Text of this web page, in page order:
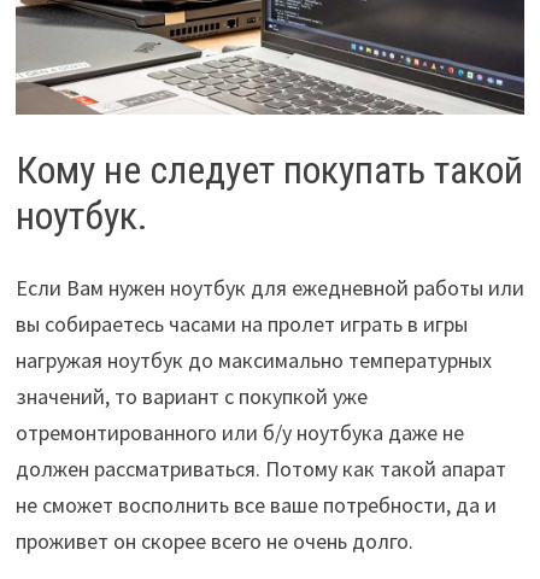
Кому не следует покупать такой
ноутбук.
Если Вам нужен ноутбук для ежедневной работы или
вы собираетесь часами на пролет играть в игры
нагружая ноутбук до максимально температурных
значений, то вариант с покупкой уже
отремонтированного или б/у ноутбука даже не
должен рассматриваться. Потому как такой апарат
не сможет восполнить все ваше потребности, да и
проживет он скорее всего не очень долго.